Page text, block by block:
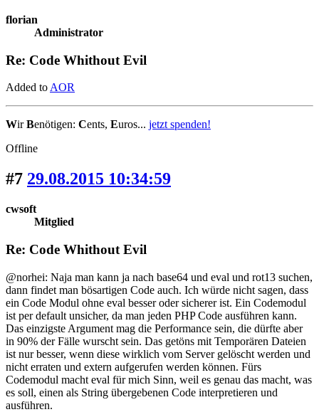
florian
Administrator
Re: Code Whithout Evil
Added to AOR
WirBenötigen: Cents, Euros... jetzt spenden!
Offline
#7 29.08.2015 10:34:59
cwsoft
Mitglied
Re: Code Whithout Evil
@norhei: Naja man kann ja nach base64 und eval und rot13 suchen,
dann findet man bösartigen Code auch. Ich würde nicht sagen, dass
ein Code Modul ohne eval besser oder sicherer ist. Ein Codemodul
ist per default unsicher, da man jeden PHP Code ausführen kann.
Das einzigste Argument mag die Performance sein, die dürfte aber
in 90% der Fälle wurscht sein. Das getöns mit Temporären Dateien
ist nur besser, wenn diese wirklich vom Server gelöscht werden und
nicht erraten und extern aufgerufen werden können. Fürs
Codemodul macht eval für mich Sinn, weil es genau das macht, was
es soll, einen als String übergebenen Code interpretieren und
ausführen.